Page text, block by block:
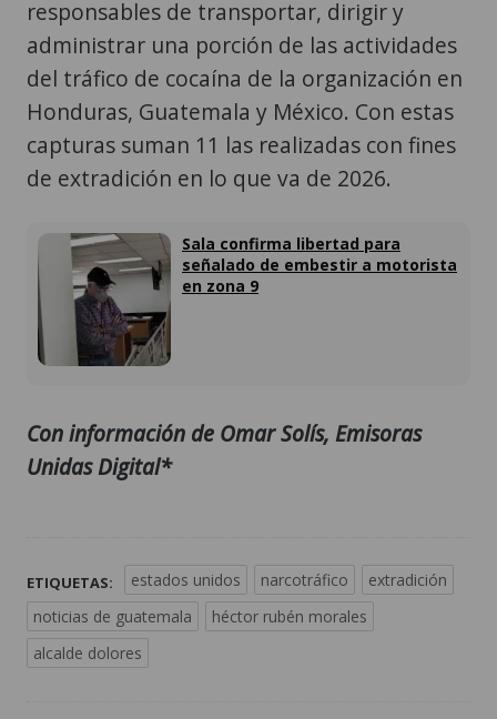
responsables de transportar, dirigir y
administrar una porción de las actividades
del tráfico de cocaína de la organización en
Honduras, Guatemala y México. Con estas
capturas suman 11 las realizadas con fines
de extradición en lo que va de 2026.
Sala confirma libertad para
señalado de embestir a motorista
en zona 9
Con información de Omar Solís, Emisoras
Unidas Digital*
ETIQUETAS: estados unidos narcotráfico
extradición
noticias de guatemala
héctor rubén morales
alcalde dolores